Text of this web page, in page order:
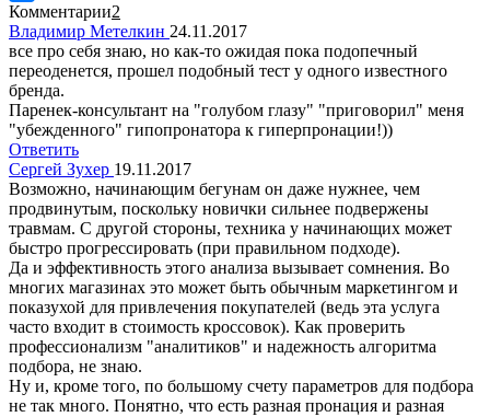
Комментарии2
Владимир Метелкин 24.11.2017
все про себя знаю, но как-то ожидая пока подопечный
переоденется, прошел подобный тест у одного известного
бренда.
Паренек-консультант на "голубом глазу" "приговорил" меня
"убежденного" гипопронатора к гиперпронации!))
Ответить
Сергей Зухер 19.11.2017
Возможно, начинающим бегунам он даже нужнее, чем
продвинутым, поскольку новички сильнее подвержены
травмам. С другой стороны, техника у начинающих может
быстро прогрессировать (при правильном подходе).
Да и эффективность этого анализа вызывает сомнения. Во
многих магазинах это может быть обычным маркетингом и
показухой для привлечения покупателей (ведь эта услуга
часто входит в стоимость кроссовок). Как проверить
профессионализм "аналитиков" и надежность алгоритма
подбора, не знаю.
Ну и, кроме того, по большому счету параметров для подбора
не так много. Понятно, что есть разная пронация и разная